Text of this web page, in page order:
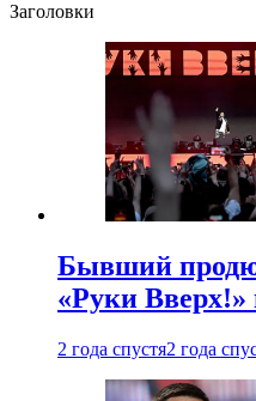
Заголовки
Бывший
«Руки Вверх!»
2 года спустя2 года